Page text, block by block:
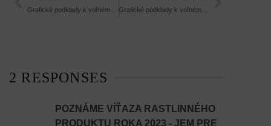
2 RESPONSES
POZNÁME VÍŤAZA RASTLINNÉHO
PRODUKTU ROKA 2023 - JEM PRE